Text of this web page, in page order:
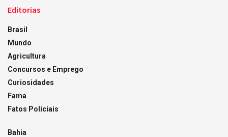
Editorias
Brasil
Mundo
Agricultura
Concursos e Emprego
Curiosidades
Fama
Fatos Policiais
Bahia